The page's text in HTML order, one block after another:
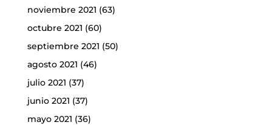
noviembre 2021 (63)
octubre 2021 (60)
septiembre 2021 (50)
agosto 2021 (46)
julio 2021 (37)
junio 2021 (37)
mayo 2021 (36)